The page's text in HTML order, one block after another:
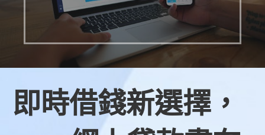
即時借錢新選擇，